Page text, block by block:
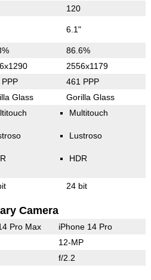
120
6.1"
86.6%
2556x1179
461 PPP
Glass Gorilla Glass
Multitouch
Lustroso
HDR
24 bit
Camera
Pro Max iPhone 14 Pro
12-MP
f/2.2